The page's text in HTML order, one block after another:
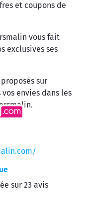
et coupons de
vous fait
exclusives ses
sur
envies dans les
sur 23 avis